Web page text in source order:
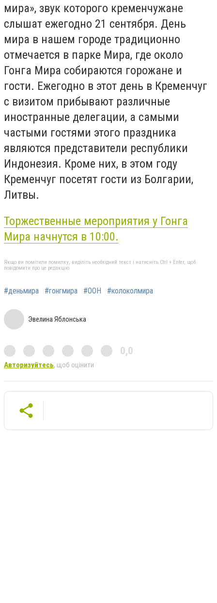
мира», звук которого кременчужане
слышат ежегодно 21 сентября. День
мира в нашем городе традиционно
отмечается в парке Мира, где около
Гонга Мира собираются горожане и
гости. Ежегодно в этот день в Кременчуг
с визитом прибывают различные
иностранные делегации, а самыми
частыми гостями этого праздника
являются представители республики
Индонезия. Кроме них, в этом году
Кременчуг посетят гости из Болгарии,
Литвы.
Торжественные мероприятия у Гонга
Мира начнутся в 10:00.
Якщо ви помітили помилку, виділіть необхідний текст і натисніть Ctrl + Enter, щоб
повідомити про це редакцію
#деньмира #гонгмира #ООН #колоколмира
Эвелина Яблонська
0,0
Авторизуйтесь, щоб оцінити